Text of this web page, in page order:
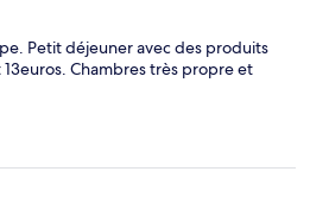
Petit déjeuner avec des produits
Chambres très propre et